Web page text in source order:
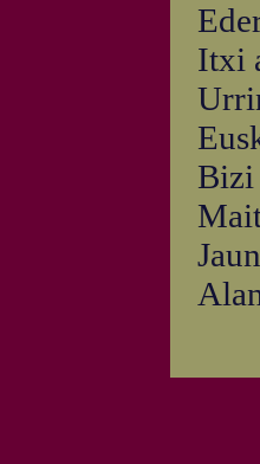
Itxi
Bizi